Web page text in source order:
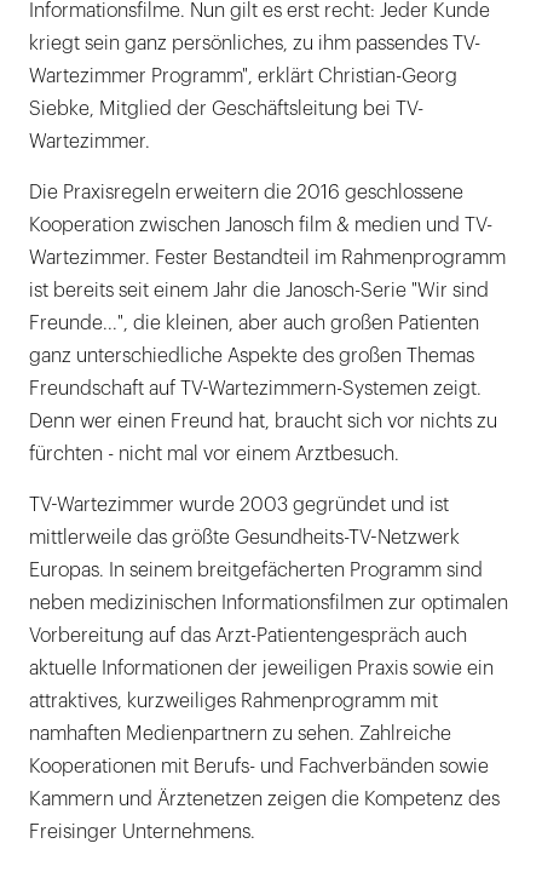
Informationsfilme. Nun gilt es erst recht: Jeder Kunde
kriegt sein ganz persönliches, zu ihm passendes TV-
Wartezimmer Programm", erklärt Christian-Georg
Siebke, Mitglied der Geschäftsleitung bei TV-
Wartezimmer.
Die Praxisregeln erweitern die 2016 geschlossene
Kooperation zwischen Janosch film & medien und TV-
Wartezimmer. Fester Bestandteil im Rahmenprogramm
ist bereits seit einem Jahr die Janosch-Serie "Wir sind
Freunde...", die kleinen, aber auch großen Patienten
ganz unterschiedliche Aspekte des großen Themas
Freundschaft auf TV-Wartezimmern-Systemen zeigt.
Denn wer einen Freund hat, braucht sich vor nichts zu
fürchten - nicht mal vor einem Arztbesuch.
TV-Wartezimmer wurde 2003 gegründet und ist
mittlerweile das größte Gesundheits-TV-Netzwerk
Europas. In seinem breitgefächerten Programm sind
neben medizinischen Informationsfilmen zur optimalen
Vorbereitung auf das Arzt-Patientengespräch auch
aktuelle Informationen der jeweiligen Praxis sowie ein
attraktives, kurzweiliges Rahmenprogramm mit
namhaften Medienpartnern zu sehen. Zahlreiche
Kooperationen mit Berufs- und Fachverbänden sowie
Kammern und Ärztenetzen zeigen die Kompetenz des
Freisinger Unternehmens.